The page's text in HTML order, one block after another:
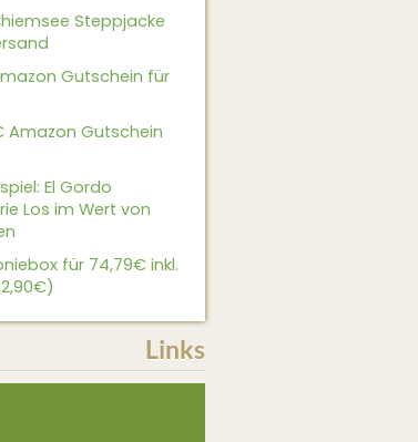
Steppjacke
Gutschein für
Amazon Gutschein
El Gordo
Los im Wert von
für 74,79€ inkl.
Links